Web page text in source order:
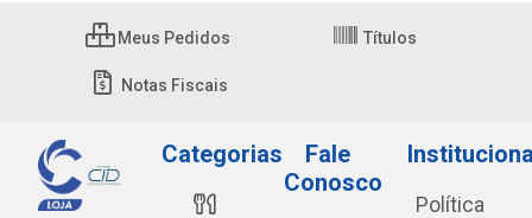
Meus Pedidos Títulos
Notas Fiscais
Categorias
Fale
Conosco
Política